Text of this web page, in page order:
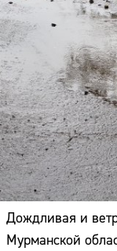
Дождливая и
Мурманской